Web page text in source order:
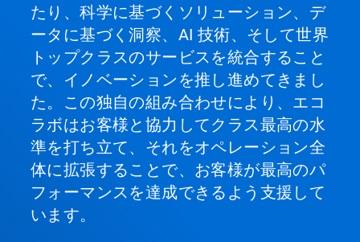
たり、科学に基づくソリューション、デ
ータに基づく洞察、AI 技術、そして世界
トップクラスのサービスを統合すること
で、イノベーションを推し進めてきまし
た。この独自の組み合わせにより、エコ
ラボはお客様と協力してクラス最高の水
準を打ち立て、それをオペレーション全
体に拡張することで、お客様が最高のパ
フォーマンスを達成できるよう支援して
います。